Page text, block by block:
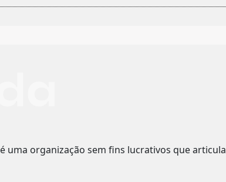
é uma organização sem fins lucrativos que articula